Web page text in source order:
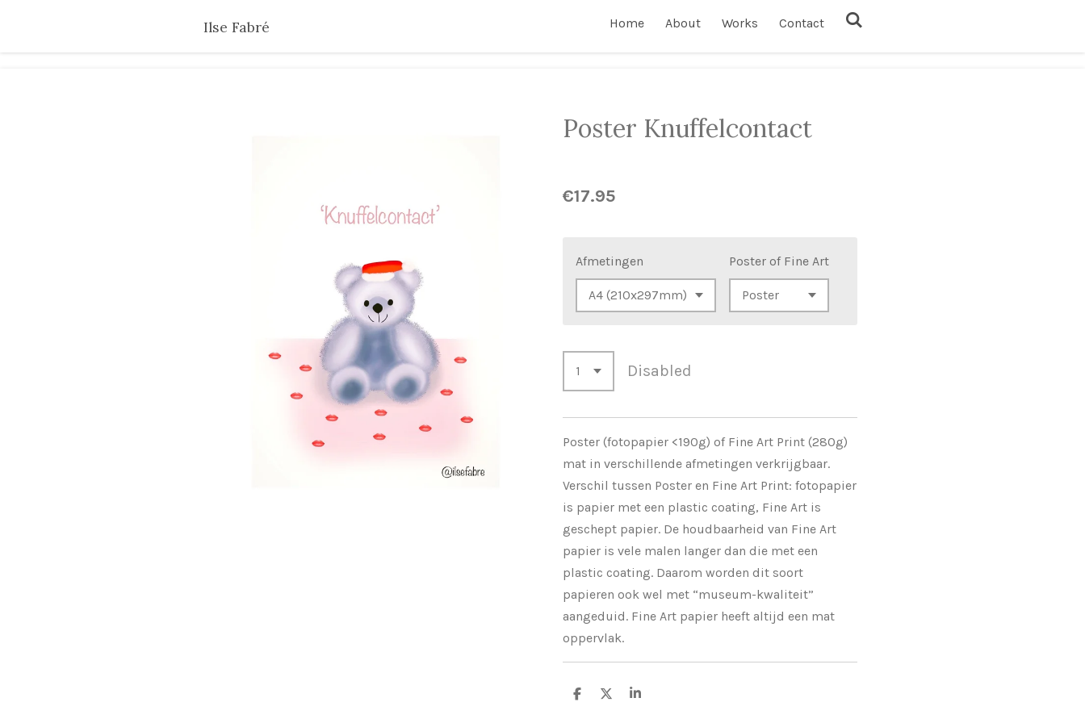
Ilse Fabré Home About Works Contact
Poster Knuffelcontact
€17.95
Afmetingen Poster of Fine Art
Disabled
Poster (fotopapier <190g) of Fine Art Print (280g)
mat in verschillende afmetingen verkrijgbaar.
Verschil tussen Poster en Fine Art Print: fotopapier
is papier met een plastic coating, Fine Art is
geschept papier. De houdbaarheid van Fine Art
papier is vele malen langer dan die met een
plastic coating. Daarom worden dit soort
papieren ook wel met “museum-kwaliteit”
aangeduid. Fine Art papier heeft altijd een mat
oppervlak.
S
S
S